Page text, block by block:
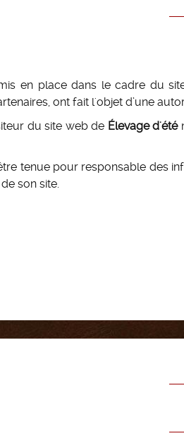
en place dans le cadre du
ont fait l'objet d’une
du site web de Élevage d'été
tenue pour responsable des
son site.